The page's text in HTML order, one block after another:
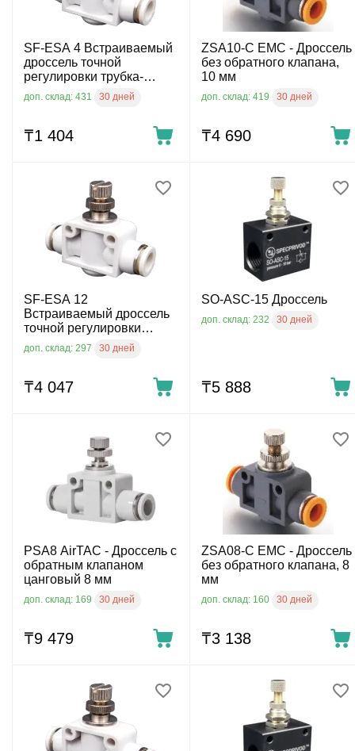
SF-ESA 4 Встраиваемый
дроссель точной
регулировки трубка-
доп. склад: 431 30 дней
₸1 404
ZSA10-C EMC - Дроссель
без обратного клапана,
10 мм
доп. склад: 419 30 дней
₸4 690
SF-ESA 12
Встраиваемый дроссель
точной регулировки
трубка-трубка 12
доп. склад: 297 30 дней
₸4 047
SO-ASC-15 Дроссель
доп. склад: 232 30 дней
₸5 888
PSA8 AirTAC - Дроссель с
обратным клапаном
цанговый 8 мм
доп. склад: 169 30 дней
₸9 479
ZSA08-C EMC - Дроссель
без обратного клапана, 8
мм
доп. склад: 160 30 дней
₸3 138